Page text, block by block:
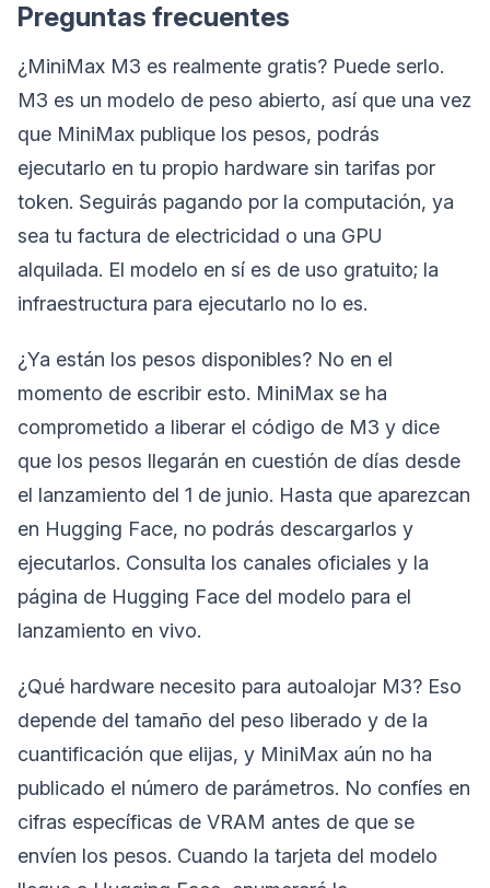
Preguntas frecuentes
¿MiniMax M3 es realmente gratis? Puede serlo.
M3 es un modelo de peso abierto, así que una vez
que MiniMax publique los pesos, podrás
ejecutarlo en tu propio hardware sin tarifas por
token. Seguirás pagando por la computación, ya
sea tu factura de electricidad o una GPU
alquilada. El modelo en sí es de uso gratuito; la
infraestructura para ejecutarlo no lo es.
¿Ya están los pesos disponibles? No en el
momento de escribir esto. MiniMax se ha
comprometido a liberar el código de M3 y dice
que los pesos llegarán en cuestión de días desde
el lanzamiento del 1 de junio. Hasta que aparezcan
en Hugging Face, no podrás descargarlos y
ejecutarlos. Consulta los canales oficiales y la
página de Hugging Face del modelo para el
lanzamiento en vivo.
¿Qué hardware necesito para autoalojar M3? Eso
depende del tamaño del peso liberado y de la
cuantificación que elijas, y MiniMax aún no ha
publicado el número de parámetros. No confíes en
cifras específicas de VRAM antes de que se
envíen los pesos. Cuando la tarjeta del modelo